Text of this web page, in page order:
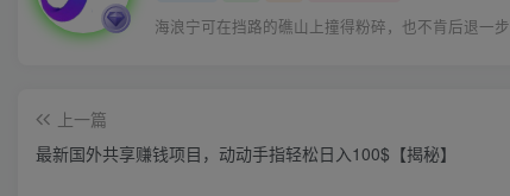
海浪宁可在挡路的礁山上撞得粉碎，也不肯后退一步
上一篇
最新国外共享赚钱项目，动动手指轻松日入100$【揭秘】